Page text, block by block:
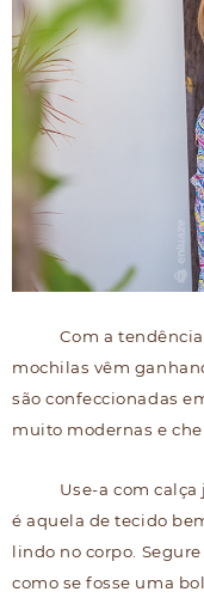
Com a
mochilas vêm
são confeccionadas
muito modernas e
Use-a com
é aquela de tecido
lindo no corpo.
como se fosse uma